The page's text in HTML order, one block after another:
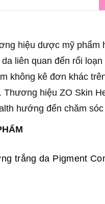
hiệu dược mỹ phẩm
liên quan đến rối
không kê đơn khác
Thương hiệu ZO Skin
hướng đến chăm
trắng da Pigment